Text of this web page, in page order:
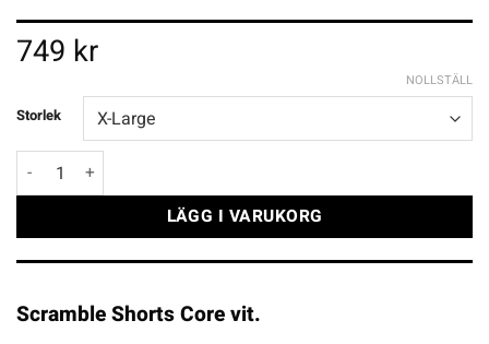
749 kr
Storlek
NOLLSTÄLL
Scramble Shorts Core vit mängd
LÄGG I VARUKORG
Scramble Shorts Core vit.